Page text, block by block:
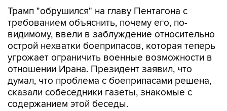
Трамп "обрушился" на главу Пентагона с
требованием объяснить, почему его, по-
видимому, ввели в заблуждение относительно
острой нехватки боеприпасов, которая теперь
угрожает ограничить военные возможности в
отношении Ирана. Президент заявил, что
думал, что проблема с боеприпасами решена,
сказали собеседники газеты, знакомые с
содержанием этой беседы.